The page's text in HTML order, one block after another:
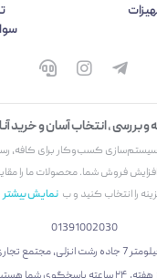
و بررسی ، انتخاب آسان و خرید
سیستم‌سازی کسب‌وکار برای کافه،
فروش شما. محصولات ما را
را انتخاب کنید و ب نمایش بیشتر
01391002030
طبقه دوم